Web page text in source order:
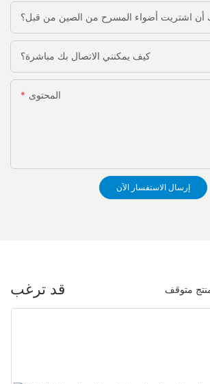
اشتريت أضواء المسرح من الصين من قبل؟
كيف يمكنني الاتصال بك مباشرة؟
المحتوى
إرسال الاستفسار الآن
قد ترغب متوقف